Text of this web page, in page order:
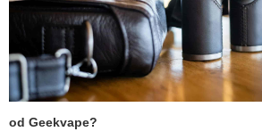
od Geekvape?